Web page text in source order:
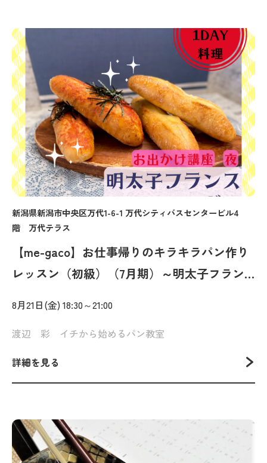
新潟県新潟市中央区万代1-6-1 万代シティバスセンタービル4
階 万代テラス
【me-gaco】お仕事帰りのキラキラパン作り
レッスン（初級）（7月期）～明太子フラン
8月21日(金) 18:30～21:00
渡辺 彩 イチから始めるパン教室
詳細を見る